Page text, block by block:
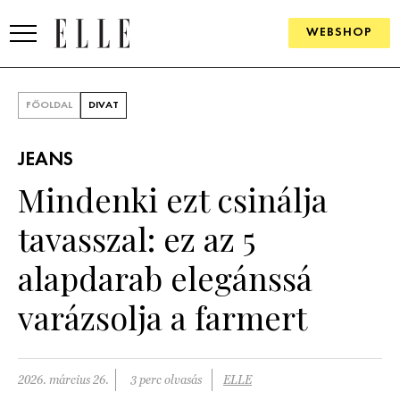
WEBSHOP
SZÉPSÉG
PSZICHÉ
PÁRKAPCSOLAT
FŐOLDAL DIVAT
JEANS
Mindenki ezt csinálja
tavasszal: ez az 5
alapdarab elegánssá
varázsolja a farmert
2026. március 26. 3 perc olvasás ELLE